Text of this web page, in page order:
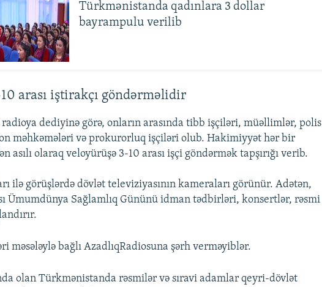
Türkmənistanda qadınlara 3 dollar
bayrampulu verilib
arası iştirakçı göndərməlidir
dediyinə görə, onların arasında tibb işçiləri, müəllimlər, polis
məhkəmələri və prokurorluq işçiləri olub. Hakimiyyət hər bir
asılı olaraq veloyürüşə 3-10 arası işçi göndərmək tapşırığı verib.
ilə görüşlərdə dövlət televiziyasının kameraları görünür. Adətən,
Ümumdünya Sağlamlıq Gününü idman tədbirləri, konsertlər, rəsmi
məsələylə bağlı AzadlıqRadiosuna şərh verməyiblər.
olan Türkmənistanda rəsmilər və sıravi adamlar qeyri-dövlət